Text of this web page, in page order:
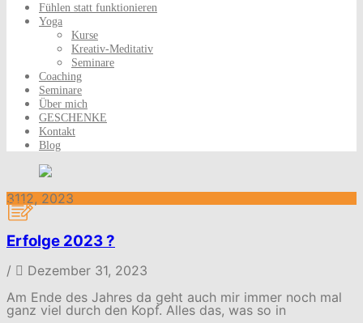
Fühlen statt funktionieren
Yoga
Kurse
Kreativ-Meditativ
Seminare
Coaching
Seminare
Über mich
GESCHENKE
Kontakt
Blog
3112, 2023
Erfolge 2023 ?
/
Dezember 31, 2023
Am Ende des Jahres da geht auch mir immer noch mal
ganz viel durch den Kopf. Alles das, was so in